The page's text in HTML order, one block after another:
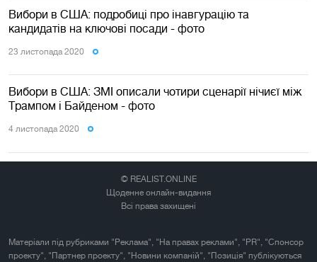
Вибори в США: подробиці про інавгурацію та
кандидатів на ключові посади - фото
23 листопада 2020
Вибори в США: ЗМІ описали чотири сценарії нічиєї між
Трампом і Байденом - фото
4 листопада 2020
© REALIST.ONLINE
Щоденне онлайн-видання
Всі права захищені
Матеріали під рубриками "Реклама", "На правах реклами", "PR", "Спонсор
проекту", "Партнер проекту", "Новини компаній", "Позиція" публікуються